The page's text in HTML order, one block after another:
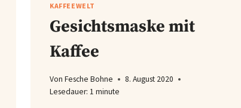
KAFFEEWELT
Gesichtsmaske mit
Kaffee
Von Fesche Bohne
8. August 2020
Lesedauer: 1 minute